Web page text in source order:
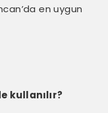
en uygun
kullanılır?